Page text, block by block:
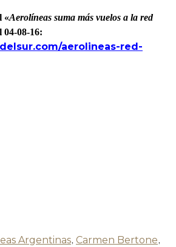
«Aerolíneas suma más vuelos a la red
04-08-16:
aerolineas-red-
Argentinas, Carmen Bertone,